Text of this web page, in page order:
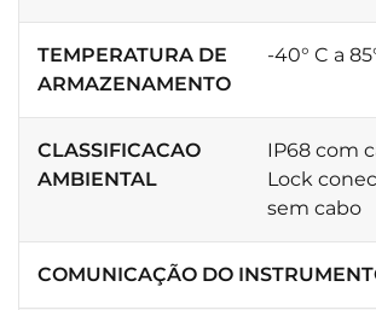
TEMPERATURA DE
ARMAZENAMENTO
-40° C a
CLASSIFICACAO
AMBIENTAL
IP68 com
Lock
sem cabo
COMUNICAÇÃO DO